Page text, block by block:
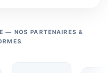
— NOS PARTENAIRES &